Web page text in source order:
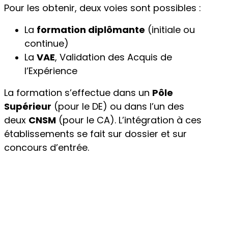
Pour les obtenir, deux voies sont possibles :
La formation diplômante (initiale ou
continue)
La VAE, Validation des Acquis de
l’Expérience
La formation s’effectue dans un Pôle
Supérieur (pour le DE) ou dans l’un des
deux CNSM (pour le CA). L’intégration à ces
établissements se fait sur dossier et sur
concours d’entrée.